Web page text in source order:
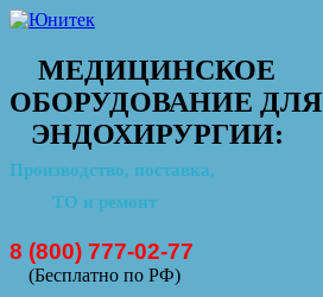
МЕДИЦИНСКОЕ
ОБОРУДОВАНИЕ ДЛЯ
ЭНДОХИРУРГИИ:
Производство, поставка,
ТО и ремонт
8 (800) 777-02-77
(Бесплатно по РФ)